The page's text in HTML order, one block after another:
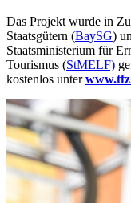
Das Projekt wurde in
Staatsgütern (BaySG)
Staatsministerium für
Tourismus (StMELF)
kostenlos unter